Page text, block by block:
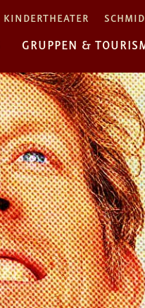
KINDERTHEATER
GRUPPEN &